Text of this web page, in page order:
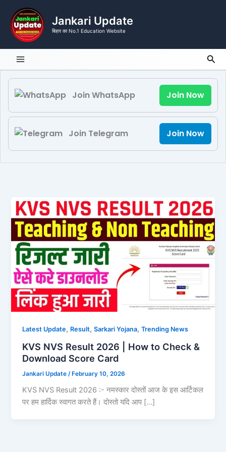
content
Jankari Update
बिहार का No.1 Education Website
Join WhatsApp Join Now
Join Telegram Join Now
Latest Update, Result,Sarkari Yojana,Trending News
KVS NVS Result 2026 | How to Check &
Download Score Card
Jankari Update /February 10, 2026
KVS NVS Result 2026 :- नमस्कार दोस्तों आज के इस आर्टिकल
पर हम हार्दिक स्वागत करते हैं। दोस्तो यदि आप […]